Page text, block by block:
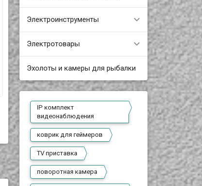
Электроинструменты
Электротовары
Эхолоты и камеры для рыбалки
IP комплект
видеонаблюдения
коврик для геймеров
TV приставка
поворотная камера